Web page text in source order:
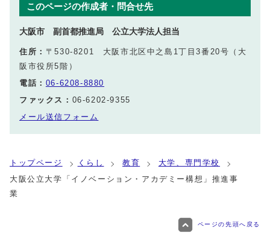
このページの作成者・問合せ先
大阪市 副首都推進局 公立大学法人担当
住所： 〒530-8201 大阪市北区中之島1丁目3番20号（大
阪市役所5階）
電話： 06-6208-8880
ファックス： 06-6202-9355
メール送信フォーム
トップページ くらし 教育
大学、専門学校
大阪公立大学「イノベーション・アカデミー構想」推進事
業
ページの先頭へ戻る